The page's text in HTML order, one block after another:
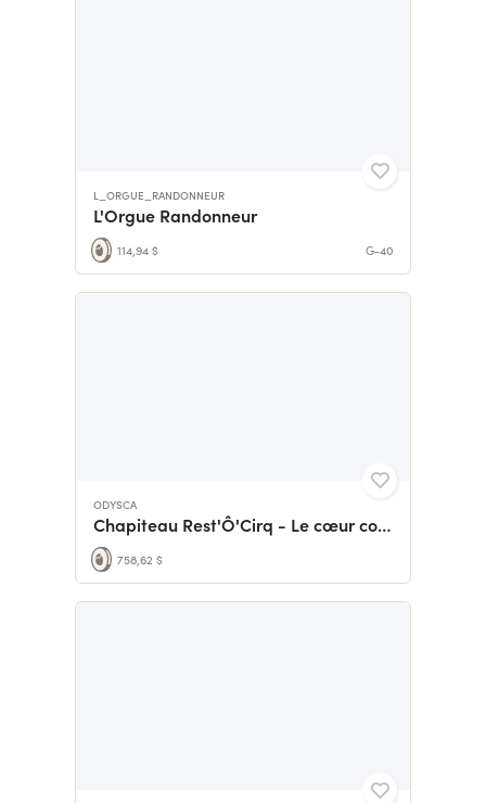
L_ORGUE_RANDONNEUR
L'Orgue Randonneur
114,94 $ G-40
ODYSCA
Chapiteau Rest'Ô'Cirq - Le cœur convivial du Festival
758,62 $